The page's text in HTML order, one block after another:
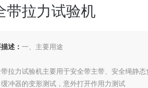
带拉力试验机
述：一、主要用途
拉力试验机主要用于安全带主带、安全绳静
冲器的变形测试，意外打开作用力测试